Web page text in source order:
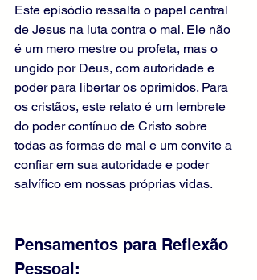
Este episódio ressalta o papel central
de Jesus na luta contra o mal. Ele não
é um mero mestre ou profeta, mas o
ungido por Deus, com autoridade e
poder para libertar os oprimidos. Para
os cristãos, este relato é um lembrete
do poder contínuo de Cristo sobre
todas as formas de mal e um convite a
confiar em sua autoridade e poder
salvífico em nossas próprias vidas.
Pensamentos para Reflexão
Pessoal: